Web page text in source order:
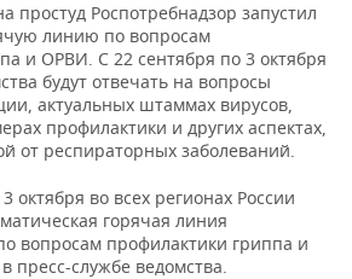
простуд Роспотребнадзор запустил
линию по вопросам
и ОРВИ. С 22 сентября по 3 октября
будут отвечать на вопросы
актуальных штаммах вирусов,
профилактики и других аспектах,
от респираторных заболеваний.
октября во всех регионах России
горячая линия
вопросам профилактики гриппа и
в пресс-службе ведомства.